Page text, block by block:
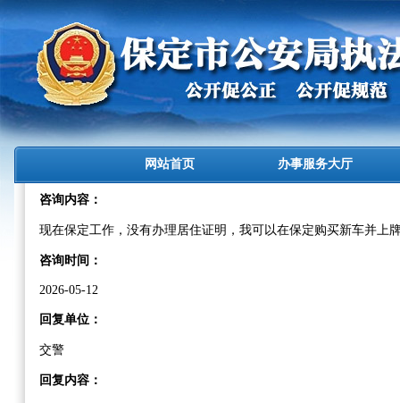
网站首页 办事服务大厅
咨询内容：
现在保定工作，没有办理居住证明，我可以在保定购买新车并上
咨询时间：
2026-05-12
回复单位：
交警
回复内容：